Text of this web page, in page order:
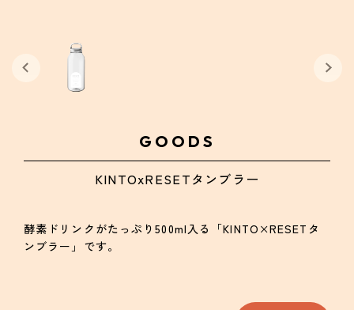
GOODS
KINTOxRESETタンブラー
酵素ドリンクがたっぷり500ml入る「KINTO×RESETタ
ンブラー」です。